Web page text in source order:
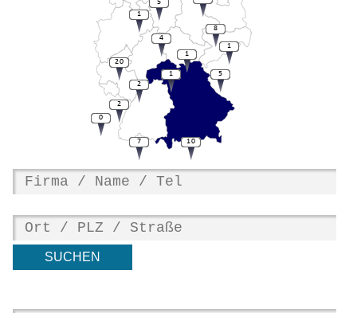
5
1
20
8
1
5
1
4
0
2
2
7
1
10